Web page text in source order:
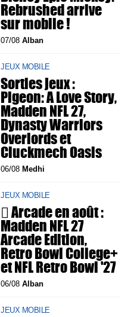
Rebrushed arrive
sur mobile !
07/08Alban
JEUX MOBILE
Sorties jeux :
Pigeon: A Love Story,
Madden NFL 27,
Dynasty Warriors
Overlords et
Cluckmech Oasis
06/08 Medhi
JEUX MOBILE
 Arcade en août :
Madden NFL 27
Arcade Edition,
Retro Bowl College+
et NFL Retro Bowl '27
06/08Alban
JEUX MOBILE